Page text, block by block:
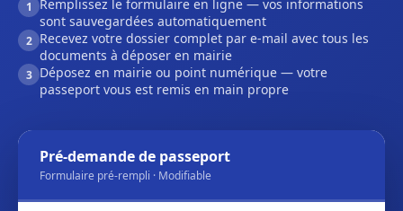
1
Remplissez le formulaire en ligne — vos informations
sont sauvegardées automatiquement
2 Recevez votre dossier complet par e-mail avec tous les
documents à déposer en mairie
3 Déposez en mairie ou point numérique — votre
passeport vous est remis en main propre
Pré-demande de passeport
Formulaire pré-rempli · Modifiable